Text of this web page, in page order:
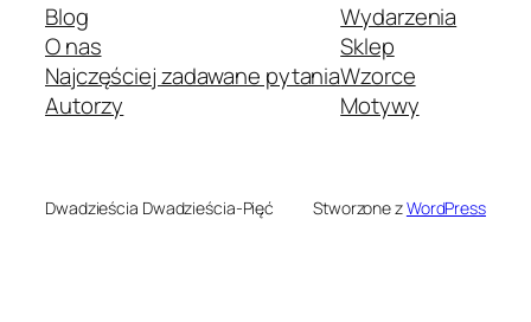
Blog
O nas
Najczęściej zadawane pytania
Autorzy
Wydarzenia
Sklep
Wzorce
Motywy
Dwadzieścia Dwadzieścia-Pięć Stworzone zWordPress